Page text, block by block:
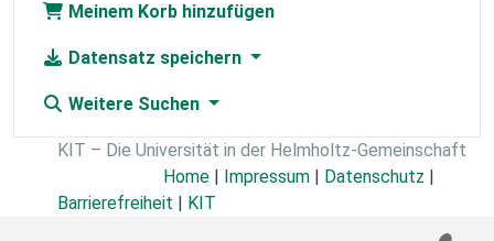
Meinem Korb hinzufügen
Datensatz speichern
Weitere Suchen
KIT – Die Universität in der Helmholtz-Gemeinschaft
Home | Impressum | Datenschutz |
Barrierefreiheit | KIT